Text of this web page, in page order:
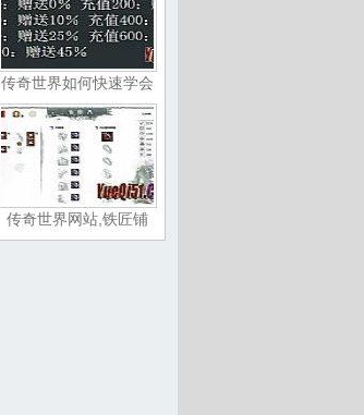
传奇世界如何快速学会
传奇世界网站,铁匠铺